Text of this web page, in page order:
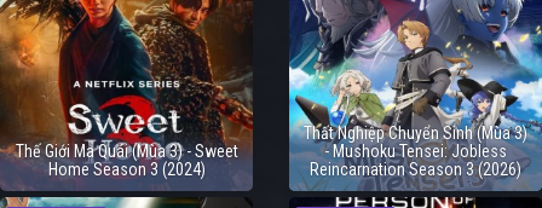
Thế Giới Ma Quái (Mùa 3) - Sweet
Home Season 3 (2024)
Thất Nghiệp Chuyển Sinh (Mùa 3)
- Mushoku Tensei: Jobless
Reincarnation Season 3 (2026)